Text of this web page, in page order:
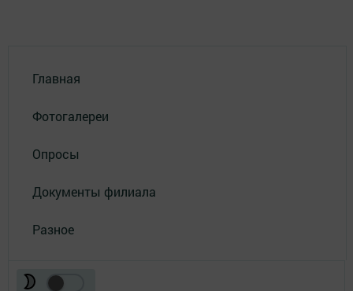
Главная
Фотогалереи
Опросы
Документы филиала
Разное